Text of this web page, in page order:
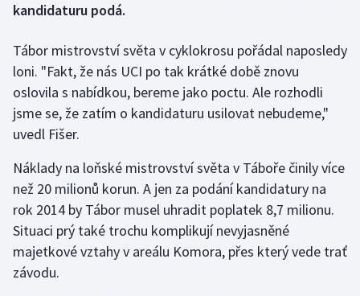
Jezdectví
Judo
Krasobruslení
Lezení
Lyže a snowboard
Moderní pětiboj
Motorsport
kandidaturu podá.
Tábor mistrovství světa v cyklokrosu pořádal naposledy
loni. "Fakt, že nás UCI po tak krátké době znovu
oslovila s nabídkou, bereme jako poctu. Ale rozhodli
jsme se, že zatím o kandidaturu usilovat nebudeme,"
uvedl Fišer.
Náklady na loňské mistrovství světa v Táboře činily více
než 20 milionů korun. A jen za podání kandidatury na
rok 2014 by Tábor musel uhradit poplatek 8,7 milionu.
Situaci prý také trochu komplikují nevyjasněné
majetkové vztahy v areálu Komora, přes který vede trať
závodu.